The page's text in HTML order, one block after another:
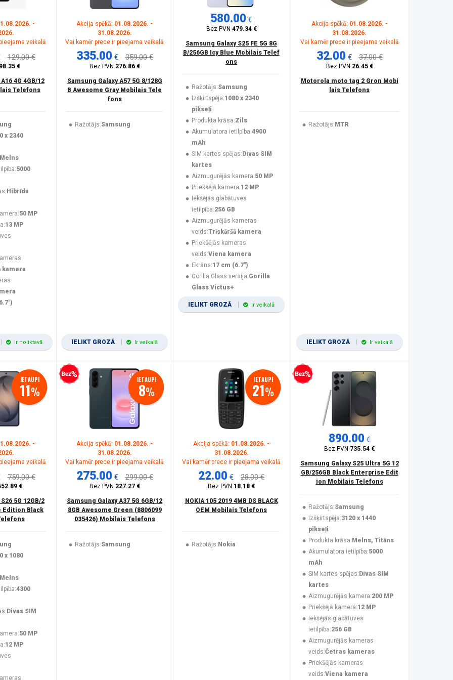
-
veikalā
129.00 €
€
4G 4GB/12
Telefons
x 2340
Melns
5000
Hibrīda
50 MP
13 MP
kamera
Ir noliktavā
Akcija spēkā: 01.08.2026. -
31.08.2026.
Vai kamēr prece ir pieejama veikalā
335.00 € 359.00 €
Bez PVN 276.86 €
Samsung Galaxy A57 5G 8/128G
B Awesome Gray Mobilais Tele
fons
Ražotājs:Samsung
IELIKT GROZĀ Ir veikalā
580.00 €
Bez PVN 479.34 €
Samsung Galaxy S25 FE 5G 8G
B/256GB Icy Blue Mobilais Telef
ons
Ražotājs:Samsung
Izšķirtspēja:1080 x 2340
pikseļi
Produkta krāsa:Zils
Akumulatora ietilpība:4900
mAh
SIM kartes spējas: Divas SIM
kartes
Aizmugurējās kamera:50 MP
Priekšējā kamera:12 MP
Iekšējās glabātuves
ietilpība:256 GB
Aizmugurējās kameras
veids:Trīskāršā kamera
Priekšējās kameras
veids:Viena kamera
Ekrāns:17 cm (6.7")
Gorilla Glass versija:Gorilla
Glass Victus+
IELIKT GROZĀ Ir veikalā
Akcija spēkā: 01.08.2026. -
31.08.2026.
Vai kamēr prece ir pieejama veikalā
32.00 € 37.00 €
Bez PVN 26.45 €
Motorola moto tag 2 Gron Mobi
lais Telefons
Ražotājs: MTR
IELIKT GROZĀ Ir veikalā
IETAUPI
11%
-
veikalā
759.00 €
€
5G 12GB/2
Edition Black
x 1080
Melns
4300
Divas SIM
50 MP
12 MP
Bezprocentu kredīts IETAUPI
8%
Akcija spēkā: 01.08.2026. -
31.08.2026.
Vai kamēr prece ir pieejama veikalā
275.00 € 299.00 €
Bez PVN 227.27 €
Samsung Galaxy A37 5G 6GB/12
8GB Awesome Green (8806099
035426) Mobilais Telefons
Ražotājs:Samsung
IETAUPI
21%
Akcija spēkā: 01.08.2026. -
31.08.2026.
Vai kamēr prece ir pieejama veikalā
22.00 € 28.00 €
Bez PVN 18.18 €
NOKIA 105 2019 4MB DS BLACK
OEM Mobilais Telefons
Ražotājs: Nokia
Bezprocentu kredīts
890.00 €
Bez PVN 735.54 €
Samsung Galaxy S25 Ultra 5G 12
GB/256GB Black Enterprise Edit
ion Mobilais Telefons
Ražotājs:Samsung
Izšķirtspēja:3120 x 1440
pikseļi
Produkta krāsa: Melns, Titāns
Akumulatora ietilpība:5000
mAh
SIM kartes spējas: Divas SIM
kartes
Aizmugurējās kamera:200 MP
Priekšējā kamera:12 MP
Iekšējās glabātuves
ietilpība:256 GB
Aizmugurējās kameras
veids:Četras kameras
Priekšējās kameras
veids:Viena kamera